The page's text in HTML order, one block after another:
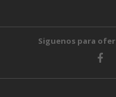
Siguenos para